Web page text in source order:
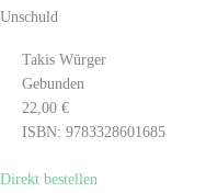
Unschuld
Takis Würger
Gebunden
22,00 €
ISBN: 9783328601685
Direkt bestellen